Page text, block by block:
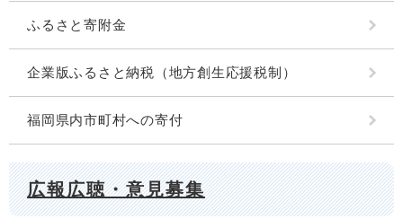
ふるさと寄附金
企業版ふるさと納税（地方創生応援税制）
福岡県内市町村への寄付
広報広聴・意見募集